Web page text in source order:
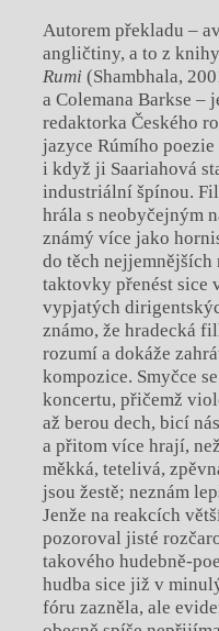
Autorem překladu –
angličtiny, a to z knihy
Rumi (Shambhala,
a Colemana Barkse –
redaktorka Českého
jazyce Rúmího
i když ji Saariahová
industriální špínou.
hrála s neobyčejným
známý více jako
do těch nejjemnějších
taktovky přenést sice
vypjatých
známo, že hradecká
rozumí a dokáže
kompozice. Smyčce
koncertu, přičemž
až berou dech, bicí
a přitom více hrají,
měkká, tetelivá,
jsou žestě; neznám
Jenže na reakcích
pozoroval jisté
takového hudebně-
hudba sice již v
fóru zazněla, ale